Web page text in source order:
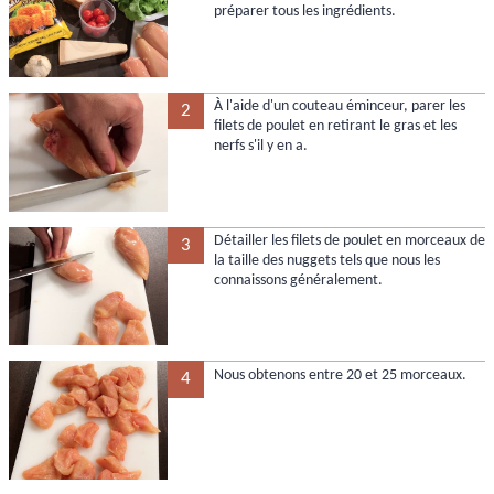
préparer tous les ingrédients.
2
À l'aide d'un couteau éminceur, parer les
filets de poulet en retirant le gras et les
nerfs s'il y en a.
3
Détailler les filets de poulet en morceaux de
la taille des nuggets tels que nous les
connaissons généralement.
4 Nous obtenons entre 20 et 25 morceaux.